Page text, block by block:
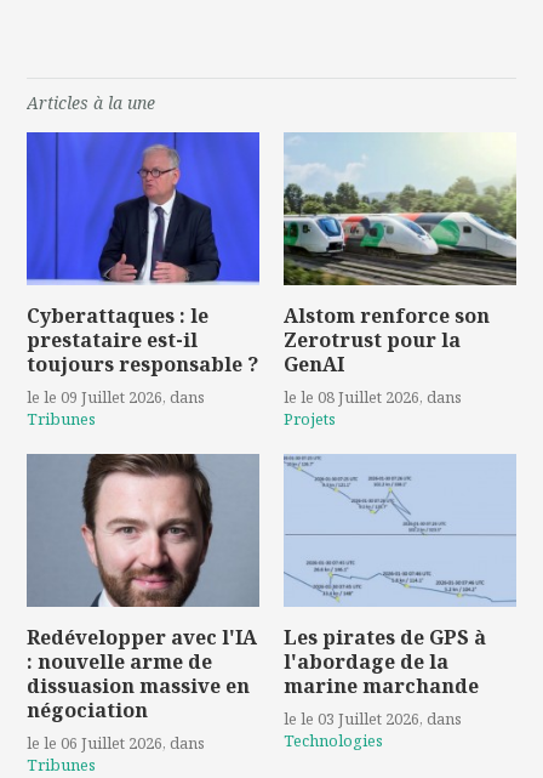
Articles à la une
Cyberattaques : le
prestataire est-il
toujours responsable ?
le le 09 Juillet 2026, dans
Tribunes
Alstom renforce son
Zerotrust pour la
GenAI
le le 08 Juillet 2026, dans
Projets
Redévelopper avec l'IA
: nouvelle arme de
dissuasion massive en
négociation
le le 06 Juillet 2026, dans
Tribunes
Les pirates de GPS à
l'abordage de la
marine marchande
le le 03 Juillet 2026, dans
Technologies